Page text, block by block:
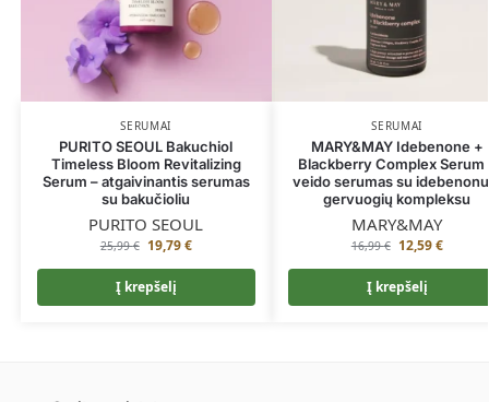
SERUMAI
PURITO SEOUL Bakuchiol
Timeless Bloom Revitalizing
Serum – atgaivinantis serumas
su bakučioliu
PURITO SEOUL
25,99€ 19,79€
Į krepšelį
SERUMAI
MARY&MAY Idebenone +
Blackberry Complex Serum
veido serumas su
gervuogių kompleksu
MARY&MAY
16,99€ 12,59€
Į krepšelį